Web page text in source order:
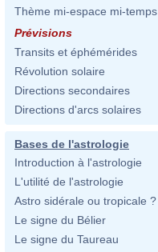
Thème mi-espace mi-temps
Prévisions
Transits et éphémérides
Révolution solaire
Directions secondaires
Directions d'arcs solaires
Bases de l'astrologie
Introduction à l'astrologie
L'utilité de l'astrologie
Astro sidérale ou tropicale ?
Le signe du Bélier
Le signe du Taureau